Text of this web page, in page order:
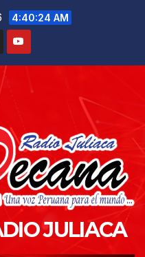
4:40:25 AM
JULIACA